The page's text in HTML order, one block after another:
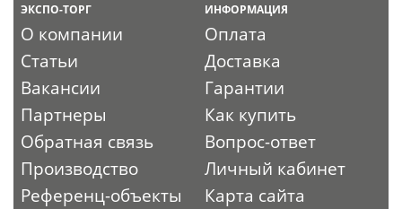
ЭКСПО-ТОРГ
О компании
Статьи
Вакансии
Партнеры
Обратная связь
Производство
Референц-объекты
ИНФОРМАЦИЯ
Оплата
Доставка
Гарантии
Как купить
Вопрос-ответ
Личный кабинет
Карта сайта